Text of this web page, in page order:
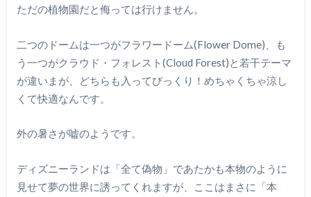
ただの植物園だと侮っては行けません。
二つのドームは一つがフラワードーム(Flower Dome)、も
う一つがクラウド・フォレスト(Cloud Forest)と若干テーマ
が違いまが、どちらも入ってびっくり！めちゃくちゃ涼し
くて快適なんです。
外の暑さが嘘のようです。
ディズニーランドは「全て偽物」であたかも本物のように
見せて夢の世界に誘ってくれますが、ここはまさに「本